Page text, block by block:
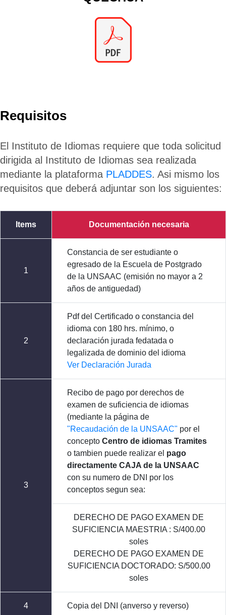
Requisitos
El Instituto de Idiomas requiere que toda solicitud
dirigida al Instituto de Idiomas sea realizada
mediante la plataforma PLADDES. Asi mismo los
requisitos que deberá adjuntar son los siguientes:
Items Documentación necesaria
1
Constancia de ser estudiante o
egresado de la Escuela de Postgrado
de la UNSAAC (emisión no mayor a 2
años de antiguedad)
2
Pdf del Certificado o constancia del
idioma con 180 hrs. mínimo, o
declaración jurada fedatada o
legalizada de dominio del idioma
Ver Declaración Jurada
3
Recibo de pago por derechos de
examen de suficiencia de idiomas
(mediante la página de
"Recaudación de la UNSAAC" por el
concepto Centro de idiomas Tramites
o tambien puede realizar el pago
directamente CAJA de la UNSAAC
con su numero de DNI por los
conceptos segun sea:
DERECHO DE PAGO EXAMEN DE
SUFICIENCIA MAESTRIA : S/400.00
soles
DERECHO DE PAGO EXAMEN DE
SUFICIENCIA DOCTORADO: S/500.00
soles
4 Copia del DNI (anverso y reverso)